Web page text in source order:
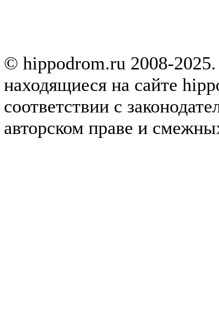
© hippodrom.ru 2008-
находящиеся на сайте
соответствии с
авторском праве и